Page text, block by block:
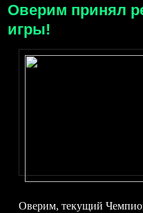
Оверим принял
игры!
Оверим, текущий